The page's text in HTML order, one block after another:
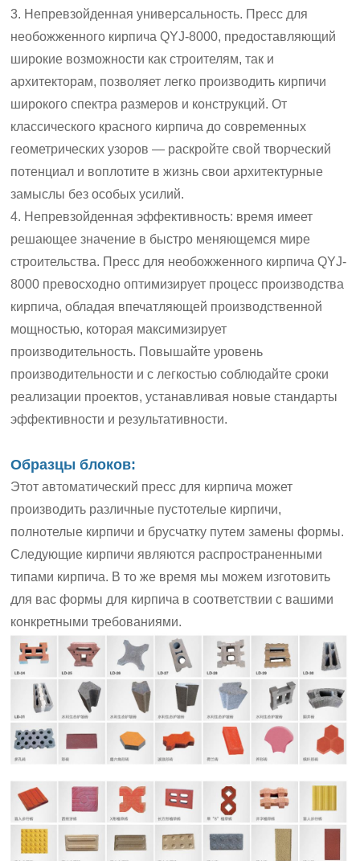
3. Непревзойденная универсальность. Пресс для
необожженного кирпича QYJ-8000, предоставляющий
широкие возможности как строителям, так и
архитекторам, позволяет легко производить кирпичи
широкого спектра размеров и конструкций. От
классического красного кирпича до современных
геометрических узоров — раскройте свой творческий
потенциал и воплотите в жизнь свои архитектурные
замыслы без особых усилий.
4. Непревзойденная эффективность: время имеет
решающее значение в быстро меняющемся мире
строительства. Пресс для необожженного кирпича QYJ-
8000 превосходно оптимизирует процесс производства
кирпича, обладая впечатляющей производственной
мощностью, которая максимизирует
производительность. Повышайте уровень
производительности и с легкостью соблюдайте сроки
реализации проектов, устанавливая новые стандарты
эффективности и результативности.
Образцы блоков:
Этот автоматический пресс для кирпича может
производить различные пустотелые кирпичи,
полнотелые кирпичи и брусчатку путем замены формы.
Следующие кирпичи являются распространенными
типами кирпича. В то же время мы можем изготовить
для вас формы для кирпича в соответствии с вашими
конкретными требованиями.